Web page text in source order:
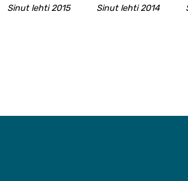
Sinut lehti 2015 Sinut lehti 2014